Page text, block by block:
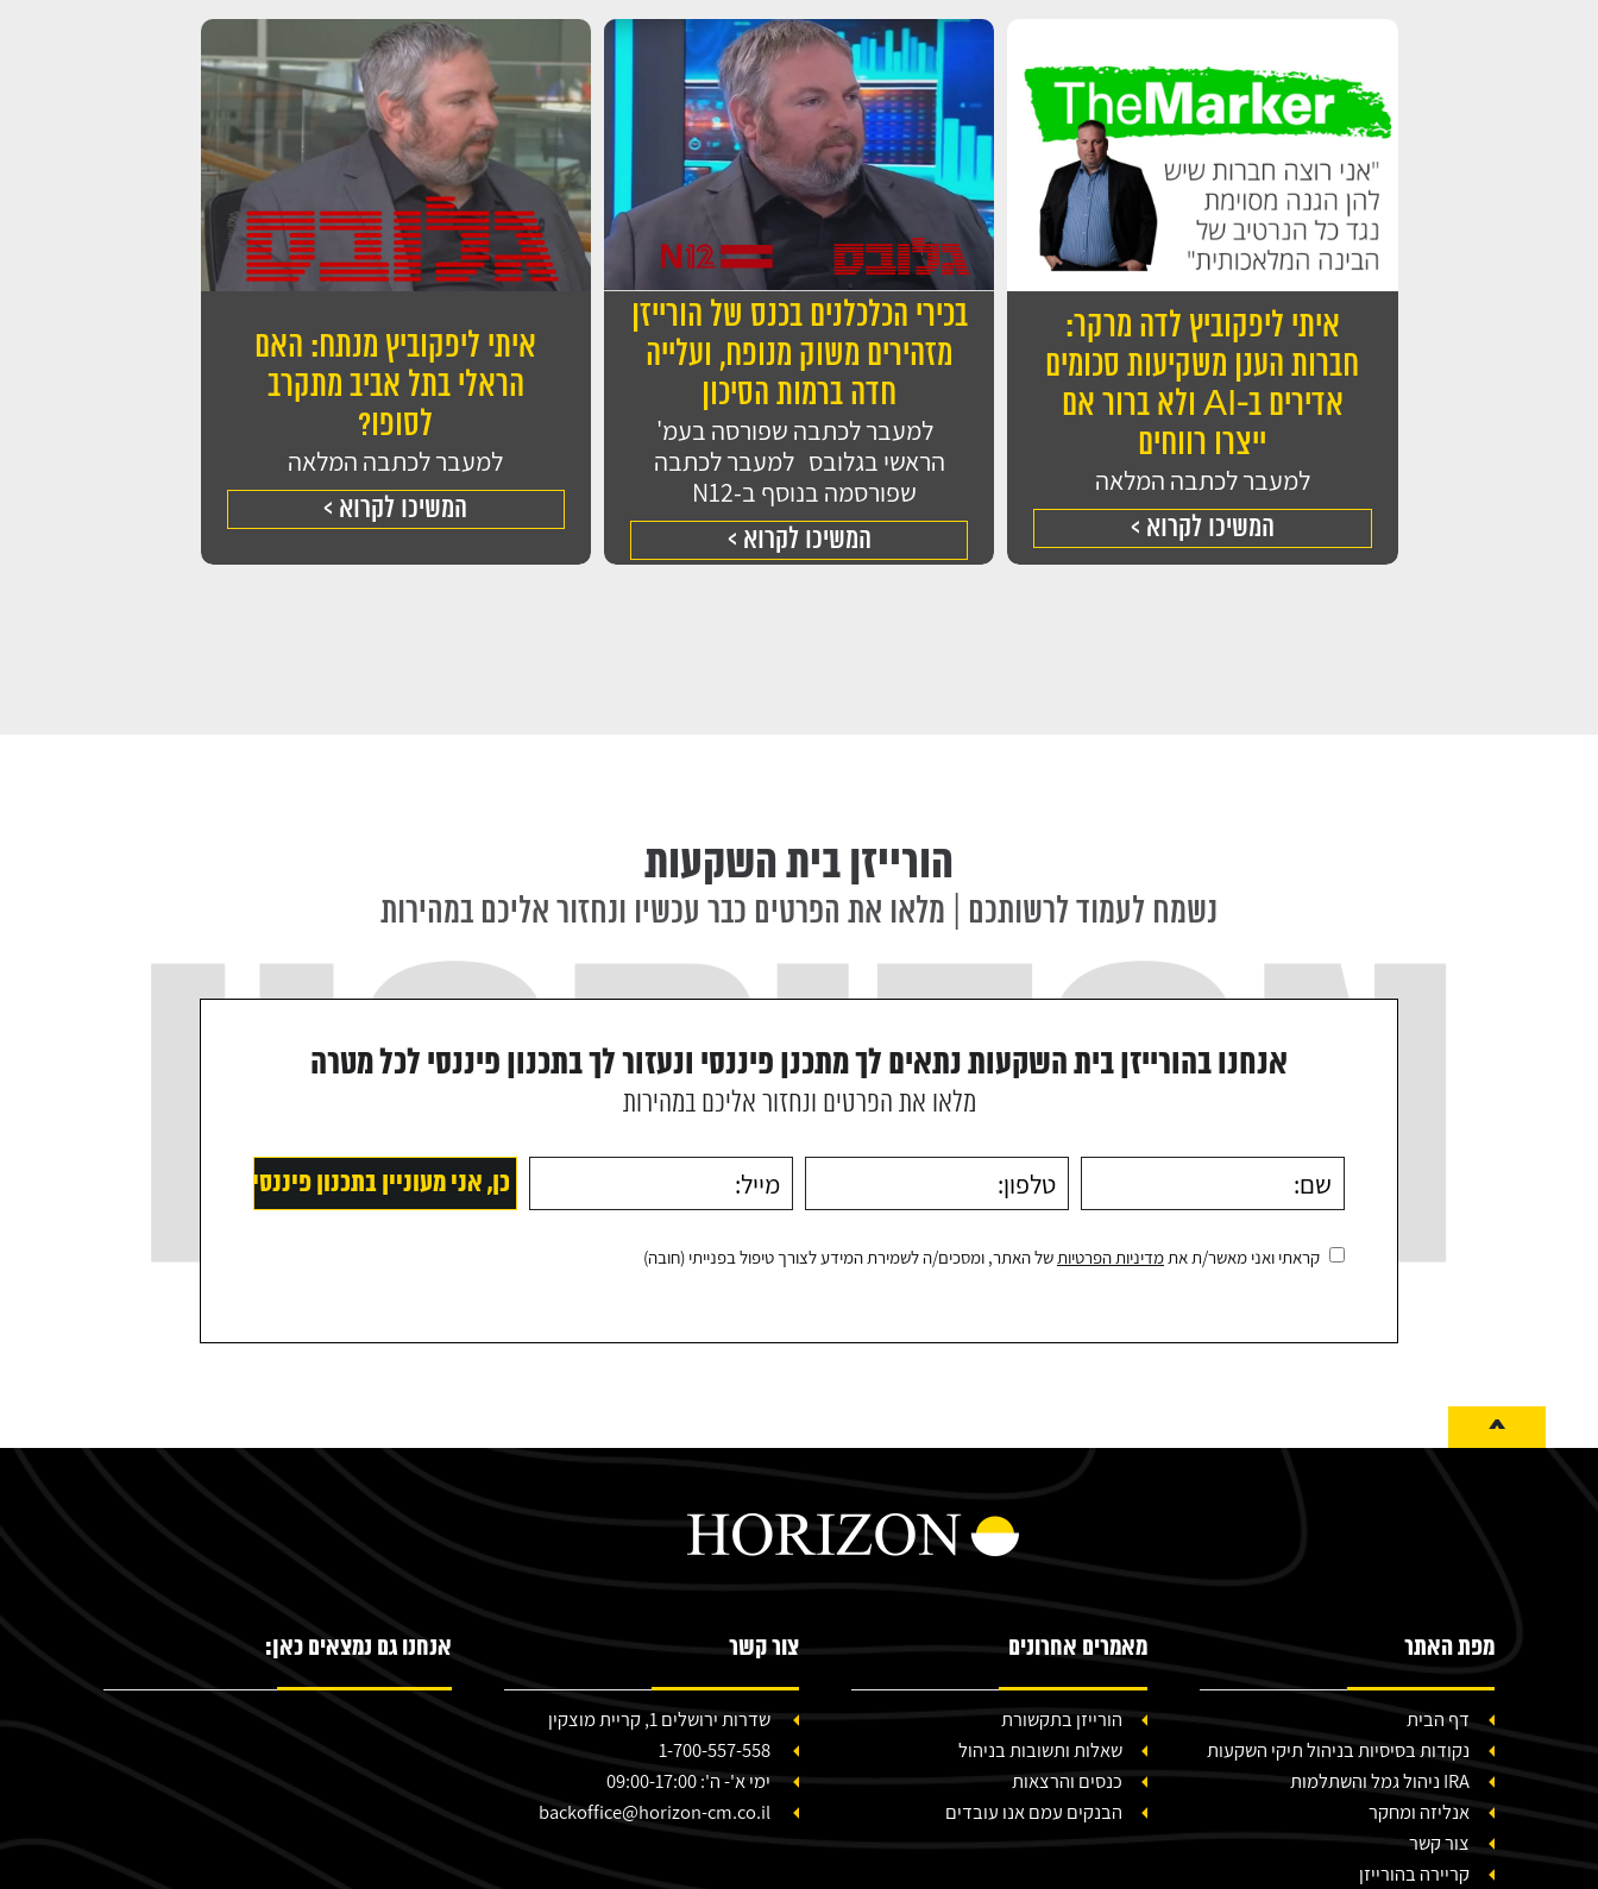
שלכם?
מלאו את הפרטים ונחזור אליכם במהירות
קראתי ואני מאשר/ת את מדיניות הפרטיותשל האתר, ומסכים/ה לשמירת
המידע לצורך טיפול בפנייתי (חובה)
איתי ליפקוביץ לדה מרקר:
חברות הענן משקיעות סכומים
אדירים ב-AI ולא ברור אם
ייצרו רווחים
למעבר לכתבה המלאה
המשיכו לקרוא >
בכירי הכלכלנים בכנס של הורייזן
מזהירים משוק מנופח, ועלייה
חדה ברמות הסיכון
למעבר לכתבה שפורסה בעמ'
הראשי בגלובס למעבר לכתבה
שפורסמה בנוסף ב-N12
המשיכו לקרוא >
איתי ליפקוביץ מנתח: האם
הראלי בתל אביב מתקרב
לסופו?
למעבר לכתבה המלאה
המשיכו לקרוא >
הורייזן בית השקעות
נשמח לעמוד לרשותכם | מלאו את הפרטים כבר עכשיו ונחזור אליכם במהירות
אנחנו בהורייזן בית השקעות נתאים לך מתכנן פיננסי ונעזור לך בתכנון פיננסי לכל מטרה
מלאו את הפרטים ונחזור אליכם במהירות
קראתי ואני מאשר/ת אתמדיניות הפרטיותשל האתר, ומסכים/ה לשמירת המידע לצורך טיפול בפנייתי (חובה)
^
מפת האתר
דף הבית
נקודות בסיסיות בניהול תיקי השקעות
IRA ניהול גמל והשתלמות
אנליזה ומחקר
צור קשר
קריירה בהורייזן
מאמרים אחרונים
הורייזן בתקשורת
שאלות ותשובות בניהול
כנסים והרצאות
הבנקים עמם אנו עובדים
צור קשר
שדרות ירושלים 1, קריית מוצקין
1-700-557-558
ימי א'- ה': 09:00-17:00
backoffice@horizon-cm.co.il
אנחנו גם נמצאים כאן: